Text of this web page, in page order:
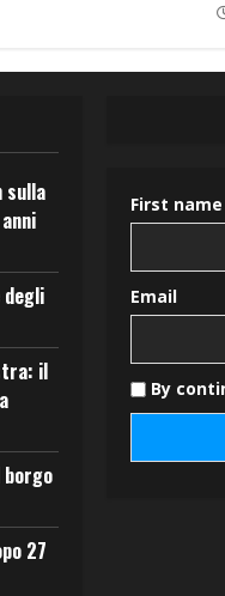
sulla
degli
il
borgo
27
First
Email
By